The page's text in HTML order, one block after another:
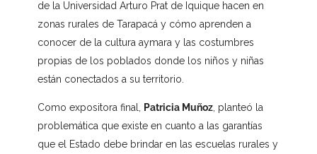
de la Universidad Arturo Prat de Iquique hacen en
zonas rurales de Tarapacá y cómo aprenden a
conocer de la cultura aymara y las costumbres
propias de los poblados donde los niños y niñas
están conectados a su territorio.
Como expositora final, Patricia Muñoz, planteó la
problemática que existe en cuanto a las garantías
que el Estado debe brindar en las escuelas rurales y